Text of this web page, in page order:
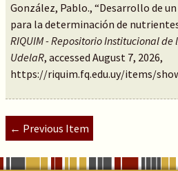
González, Pablo., “Desarrollo de
para la determinación de
RIQUIM - Repositorio Institucional
UdelaR, accessed August 7, 2026,
https://riquim.fq.edu.uy/items/
← Previous Item